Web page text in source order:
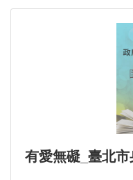
有愛無礙_臺北